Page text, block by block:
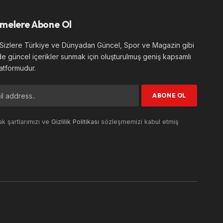
Abone Ol
Türkiye ve Dünyadan Güncel, Spor ve Magazin gibi
güncel içerikler sunmak için oluşturulmuş geniş kapsamlı
şartlarımızı ve Gizlilik Politikası sözleşmemizi kabul etmiş